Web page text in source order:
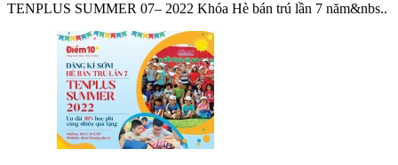
TENPLUS SUMMER 07– 2022 Khóa Hè bán trú lần 7 năm&nbs..